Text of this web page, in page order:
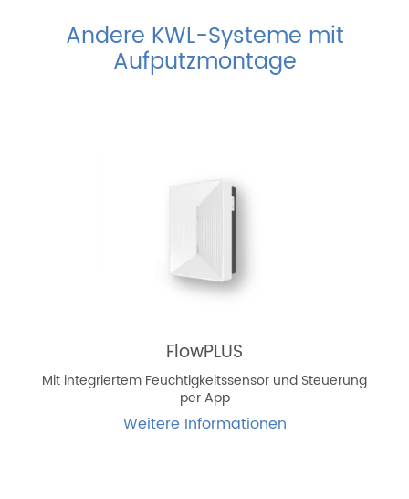
Andere KWL-Systeme mit
Aufputzmontage
FlowPLUS
Mit integriertem Feuchtigkeitssensor und Steuerung
per App
Weitere Informationen